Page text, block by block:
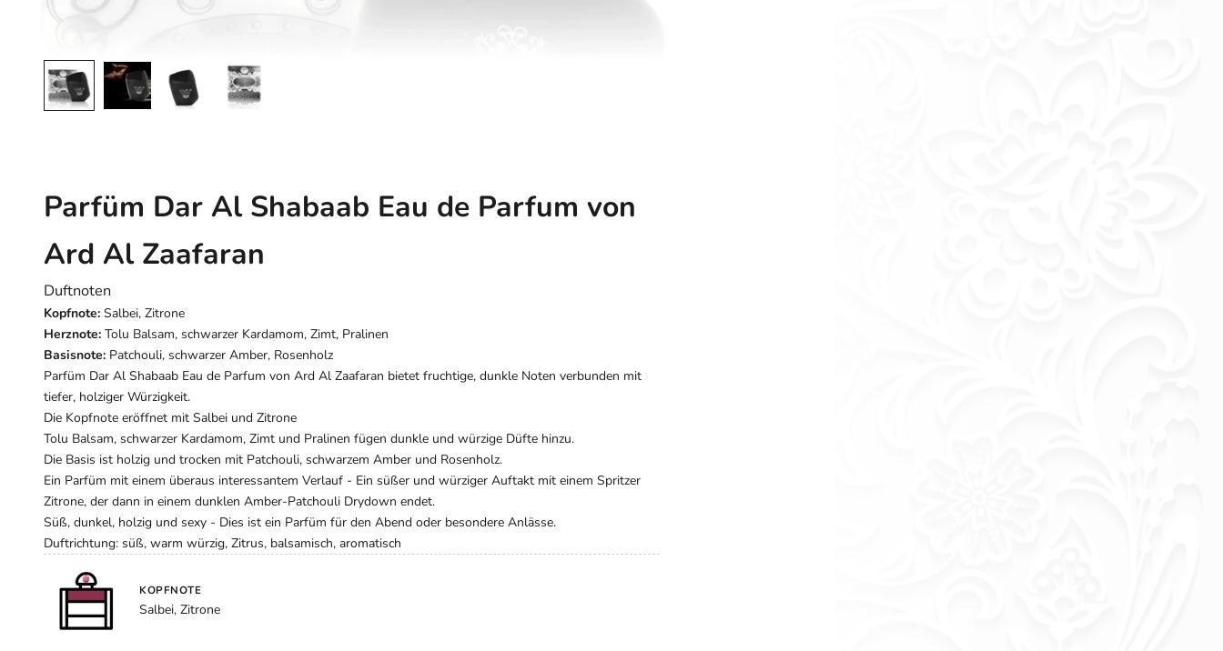
Parfüm Dar Al Shabaab Eau de Parfum von
Ard Al Zaafaran
Duftnoten
Kopfnote: Salbei, Zitrone
Herznote: Tolu Balsam, schwarzer Kardamom, Zimt, Pralinen
Basisnote: Patchouli, schwarzer Amber, Rosenholz
Parfüm Dar Al Shabaab Eau de Parfum von Ard Al Zaafaran bietet fruchtige, dunkle Noten verbunden mit
tiefer, holziger Würzigkeit.
Die Kopfnote eröffnet mit Salbei und Zitrone
Tolu Balsam, schwarzer Kardamom, Zimt und Pralinen fügen dunkle und würzige Düfte hinzu.
Die Basis ist holzig und trocken mit Patchouli, schwarzem Amber und Rosenholz.
Ein Parfüm mit einem überaus interessantem Verlauf - Ein süßer und würziger Auftakt mit einem Spritzer
Zitrone, der dann in einem dunklen Amber-Patchouli Drydown endet.
Süß, dunkel, holzig und sexy - Dies ist ein Parfüm für den Abend oder besondere Anlässe.
Duftrichtung: süß, warm würzig, Zitrus, balsamisch, aromatisch
KOPFNOTE
Salbei, Zitrone